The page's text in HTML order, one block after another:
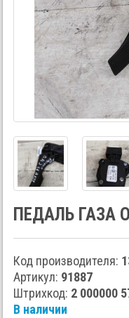
ПЕДАЛЬ ГАЗА
Код производителя:
Артикул: 91887
Штрихкод: 2 000000
В наличии